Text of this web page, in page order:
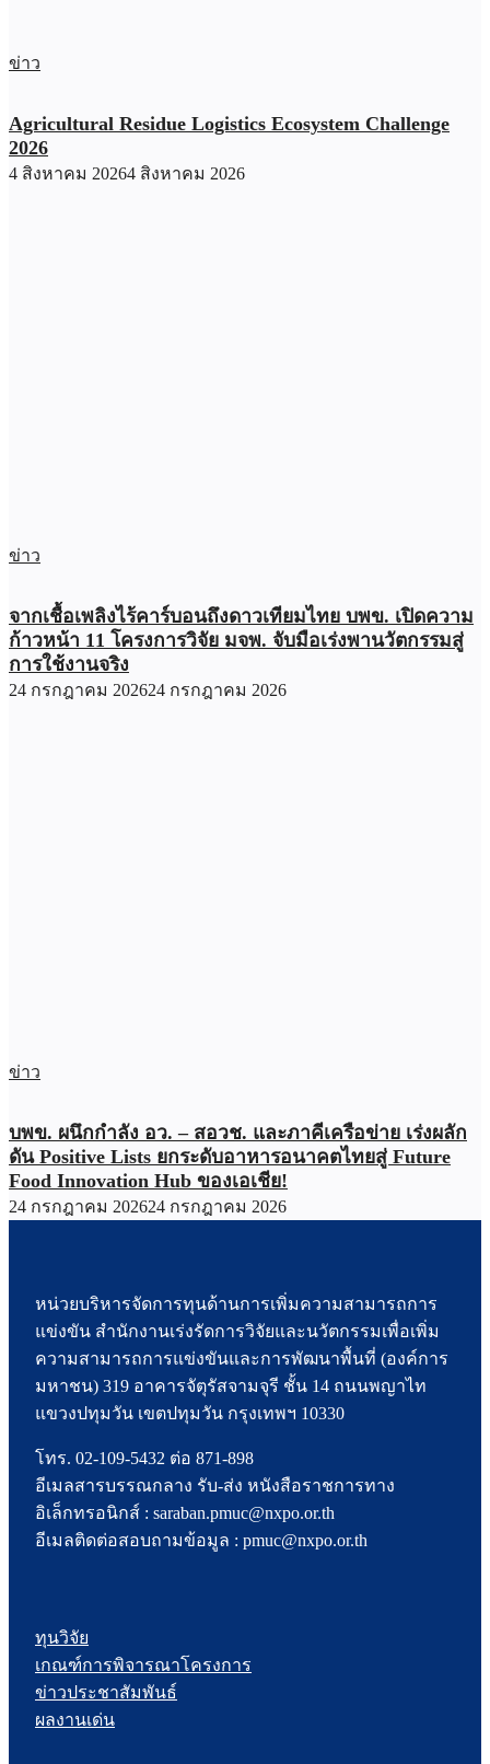
ข่าว
Agricultural Residue Logistics Ecosystem Challenge
2026
4 สิงหาคม 20264 สิงหาคม 2026
ข่าว
จากเชื้อเพลิงไร้คาร์บอนถึงดาวเทียมไทย บพข. เปิดความ
ก้าวหน้า 11 โครงการวิจัย มจพ. จับมือเร่งพานวัตกรรมสู่
การใช้งานจริง
24 กรกฎาคม 202624 กรกฎาคม 2026
ข่าว
บพข. ผนึกกำลัง อว. – สอวช. และภาคีเครือข่าย เร่งผลัก
ดัน Positive Lists ยกระดับอาหารอนาคตไทยสู่ Future
Food Innovation Hub ของเอเชีย!
24 กรกฎาคม 202624 กรกฎาคม 2026
หน่วยบริหารจัดการทุนด้านการเพิ่มความสามารถการ
แข่งขัน สำนักงานเร่งรัดการวิจัยและนวัตกรรมเพื่อเพิ่ม
ความสามารถการแข่งขันและการพัฒนาพื้นที่ (องค์การ
มหาชน) 319 อาคารจัตุรัสจามจุรี ชั้น 14 ถนนพญาไท
แขวงปทุมวัน เขตปทุมวัน กรุงเทพฯ 10330
โทร. 02-109-5432 ต่อ 871-898
อีเมลสารบรรณกลาง รับ-ส่ง หนังสือราชการทาง
อิเล็กทรอนิกส์ : saraban.pmuc@nxpo.or.th
อีเมลติดต่อสอบถามข้อมูล : pmuc@nxpo.or.th
ทุนวิจัย
เกณฑ์การพิจารณาโครงการ
ข่าวประชาสัมพันธ์
ผลงานเด่น